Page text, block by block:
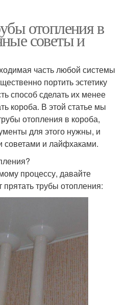
отопления в
советы и
часть любой системы
портить эстетику
способ сделать их менее
короба. В этой статье мы
отопления в короба,
для этого нужны, и
советами и лайфхаками.
процессу, давайте
трубы отопления: